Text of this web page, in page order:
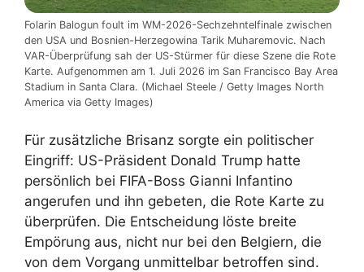
Folarin Balogun foult im WM-2026-Sechzehntelfinale zwischen
den USA und Bosnien-Herzegowina Tarik Muharemovic. Nach
VAR-Überprüfung sah der US-Stürmer für diese Szene die Rote
Karte. Aufgenommen am 1. Juli 2026 im San Francisco Bay Area
Stadium in Santa Clara. (Michael Steele / Getty Images North
America via Getty Images)
Für zusätzliche Brisanz sorgte ein politischer
Eingriff: US-Präsident Donald Trump hatte
persönlich bei FIFA-Boss Gianni Infantino
angerufen und ihn gebeten, die Rote Karte zu
überprüfen. Die Entscheidung löste breite
Empörung aus, nicht nur bei den Belgiern, die
von dem Vorgang unmittelbar betroffen sind.